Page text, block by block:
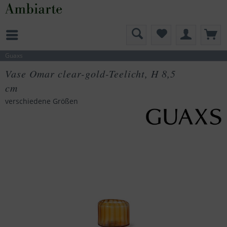
Guaxs
Vase Omar clear-gold-Teelicht, H 8,5
cm
verschiedene Größen